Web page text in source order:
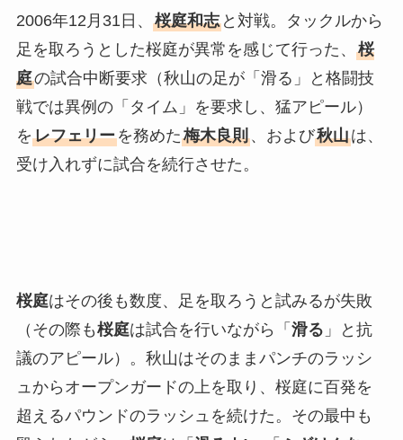
2006年12月31日、 桜庭和志と対戦。タックルから
足を取ろうとした桜庭が異常を感じて行った、 桜
庭の試合中断要求（秋山の足が「滑る」と格闘技
戦では異例の「タイム」を要求し、猛アピール）
をレフェリーを務めた梅木良則、および秋山は、
受け入れずに試合を続行させた。
桜庭はその後も数度、足を取ろうと試みるが失敗
（その際も桜庭は試合を行いながら「 滑る 」と抗
議のアピール）。秋山はそのままパンチのラッシ
ュからオープンガードの上を取り、桜庭に百発を
超えるパウンドのラッシュを続けた。その最中も